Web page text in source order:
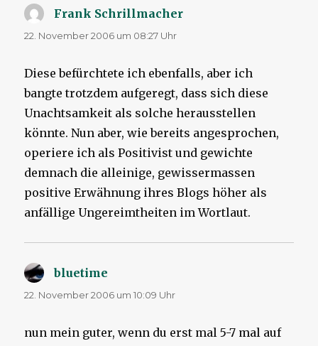
Frank Schrillmacher
22. November 2006 um 08:27 Uhr
Diese befürchtete ich ebenfalls, aber ich
bangte trotzdem aufgeregt, dass sich diese
Unachtsamkeit als solche herausstellen
könnte. Nun aber, wie bereits angesprochen,
operiere ich als Positivist und gewichte
demnach die alleinige, gewissermassen
positive Erwähnung ihres Blogs höher als
anfällige Ungereimtheiten im Wortlaut.
bluetime
22. November 2006 um 10:09 Uhr
nun mein guter, wenn du erst mal 5-7 mal auf